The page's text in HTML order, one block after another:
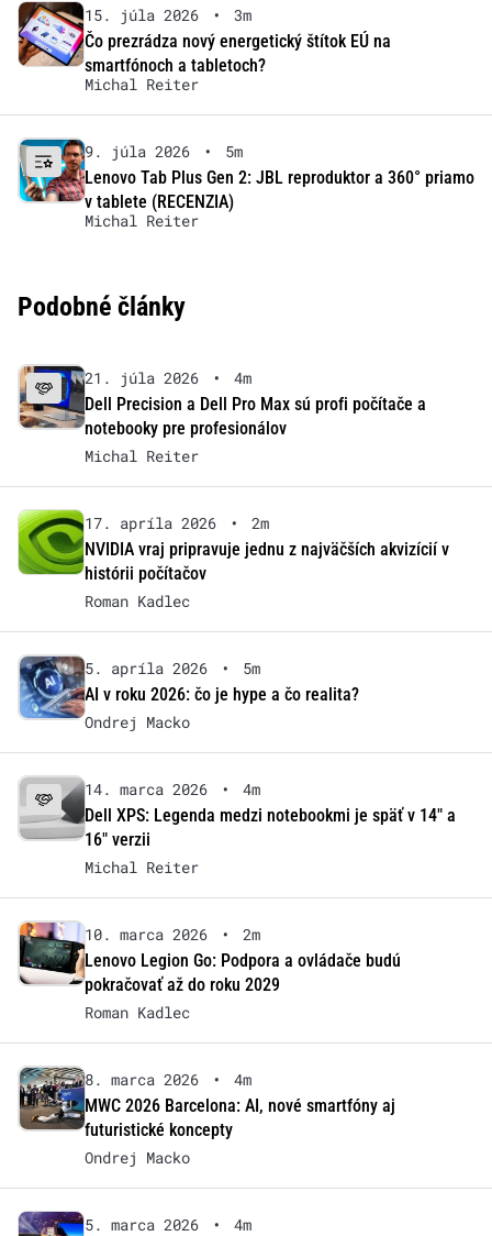
15. júla 2026 •
3m
Čo prezrádza nový energetický štítok EÚ na
smartfónoch a tabletoch?
Michal Reiter
9. júla 2026 •
5m
Lenovo Tab Plus Gen 2: JBL reproduktor a 360° priamo
v tablete (RECENZIA)
Michal Reiter
Podobné články
21. júla 2026 •
4m
Dell Precision a Dell Pro Max sú profi počítače a
notebooky pre profesionálov
Michal Reiter
17. apríla 2026 •
2m
NVIDIA vraj pripravuje jednu z najväčších akvizícií v
histórii počítačov
Roman Kadlec
5. apríla 2026 •
5m
AI v roku 2026: čo je hype a čo realita?
Ondrej Macko
14. marca 2026 •
4m
Dell XPS: Legenda medzi notebookmi je späť v 14″ a
16″ verzii
Michal Reiter
10. marca 2026 •
2m
Lenovo Legion Go: Podpora a ovládače budú
pokračovať až do roku 2029
Roman Kadlec
8. marca 2026 •
4m
MWC 2026 Barcelona: AI, nové smartfóny aj
futuristické koncepty
Ondrej Macko
5. marca 2026 •
4m